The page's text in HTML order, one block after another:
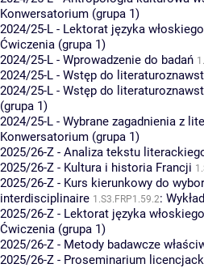
Konwersatorium (grupa 1)
2024/25-L - Lektorat języka
Ćwiczenia (grupa 1)
2024/25-L - Wprowadzenie do badań
2024/25-L - Wstęp do
2024/25-L - Wstęp do
(grupa 1)
2024/25-L - Wybrane zagadnienia z
Konwersatorium (grupa 1)
2025/26-Z - Analiza tekstu
2025/26-Z - Kultura i historia Francji
2025/26-Z - Kurs kierunkowy do
interdisciplinaire 1.S3.FRP1.59.2:
2025/26-Z - Lektorat języka
Ćwiczenia (grupa 1)
2025/26-Z - Metody badawcze
2025/26-Z - Proseminarium